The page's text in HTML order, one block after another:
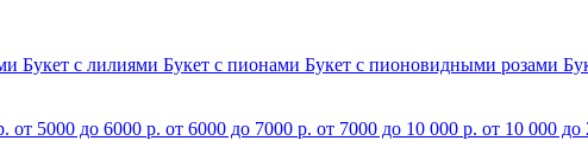
Букет с лилиями Букет с пионами Букет с пионовидными розами
от 5000 до 6000 р. от 6000 до 7000 р. от 7000 до 10 000 р. от 10 000 до